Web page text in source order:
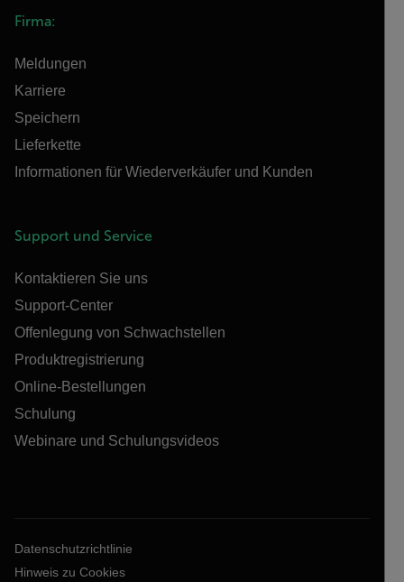
Firma:
Meldungen
Karriere
Speichern
Lieferkette
Informationen für Wiederverkäufer und Kunden
Support und Service
Kontaktieren Sie uns
Support-Center
Offenlegung von Schwachstellen
Produktregistrierung
Online-Bestellungen
Schulung
Webinare und Schulungsvideos
Datenschutzrichtlinie
Hinweis zu Cookies